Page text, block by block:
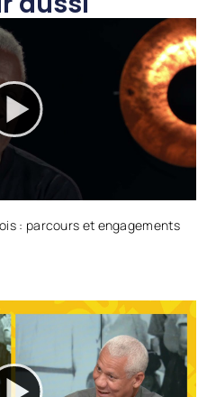
: parcours et engagements